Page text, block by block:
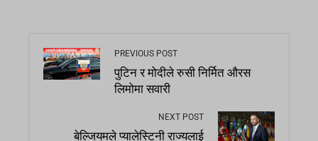
PREVIOUS POST
पुटिन र मोदीले रुसी निर्मित औरस
लिमोमा सवारी
NEXT POST
बेल्जियमले प्यालेस्टिनी राज्यलाई